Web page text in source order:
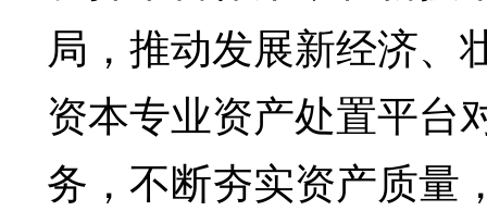
局，推动发展新经济、
资本专业资产处置平台
务，不断夯实资产质量